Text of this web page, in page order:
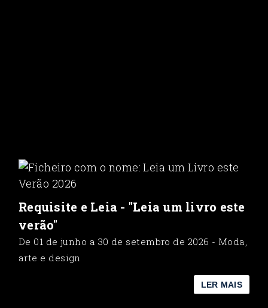
Requisite e Leia - "Leia um livro este
verão"
De 01 de junho a 30 de setembro de 2026 - Moda,
arte e design
LER MAIS